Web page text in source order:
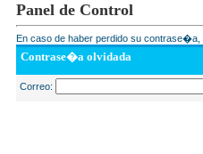
Panel de Control
En caso de haber perdido su
Contrase�a olvidada
Correo: